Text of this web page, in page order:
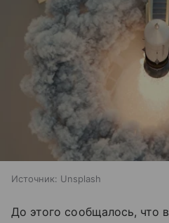
Источник: Unsplash
До этого сообщалось, что